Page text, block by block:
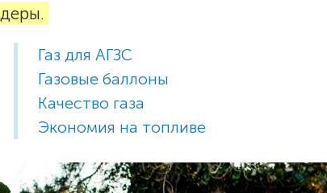
Газ для АГЗС
Газовые баллоны
Качество газа
Экономия на топливе